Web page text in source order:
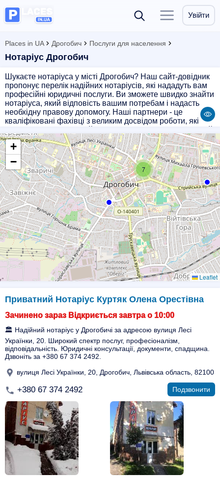
Увійти
Places in UA Дрогобич Послуги для населення
Нотаріус Дрогобич
Шукаєте нотаріуса у місті Дрогобич? Наш сайт-довідник
пропонує перелік надійних нотаріусів, які нададуть вам
професійні юридичні послуги. Ви зможете швидко знайти
нотаріуса, який відповість вашим потребам і надасть
необхідну правову допомогу. Наші партнери - це
кваліфіковані фахівці з великим досвідом роботи, які
справі. Оберіть найкращого нотаріуса для себе на
нашому сайті!
7
+
−
Leaflet
Приватний Нотаріус Куртяк Олена Орестівна
Зачинено зараз Відкриється завтра о 10:00
🏛️ Надійний нотаріус у Дрогобичі за адресою вулиця Лесі
Українки, 20. Широкий спектр послуг, професіоналізм,
відповідальність. Юридичні консультації, документи, спадщина.
Дзвоніть за +380 67 374 2492.
вулиця Лесі Українки, 20, Дрогобич, Львівська область, 82100
+380 67 374 2492 Подзвонити